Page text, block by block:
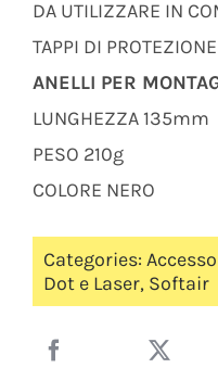
DA UTILIZZARE IN
TAPPI DI
ANELLI PER
LUNGHEZZA 135mm
PESO 210g
COLORE NERO
Categories:
Dot e Laser, Softair